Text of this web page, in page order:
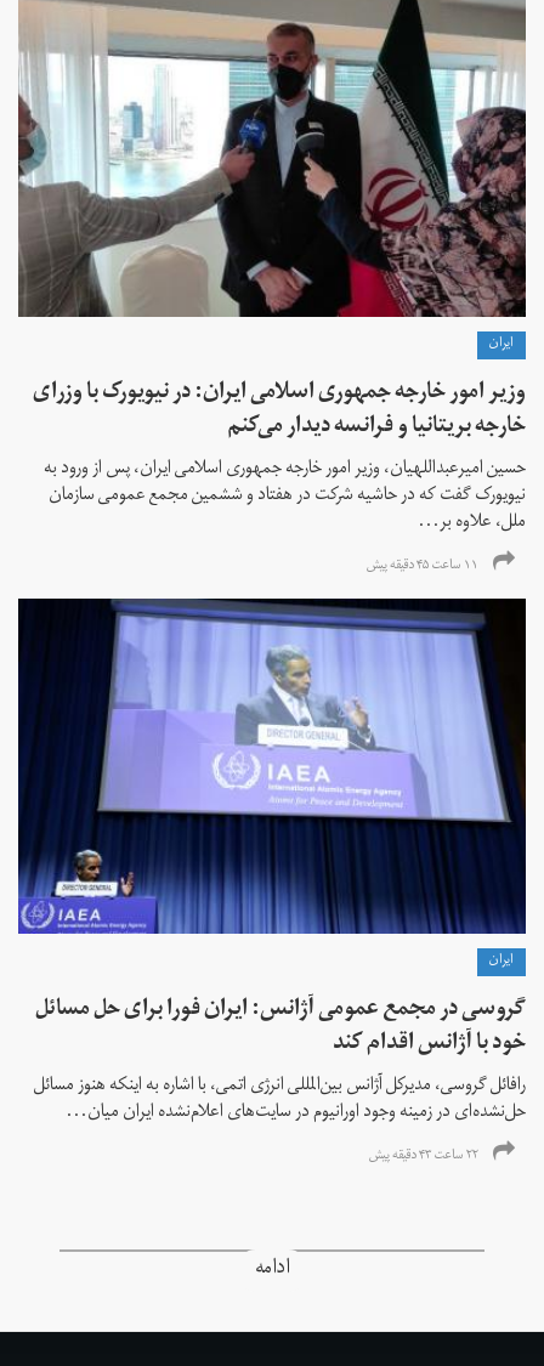
ايران
وزیر امور خارجه جمهوری اسلامی ایران: در نیویورک با وزرای
خارجه بریتانیا و فرانسه دیدار می‌کنم
حسین امیرعبداللهیان، وزیر امور خارجه جمهوری اسلامی ایران، پس از ورود به
نیویورک گفت که در حاشیه شرکت در هفتاد و ششمین مجمع عمومی سازمان
ملل، علاوه بر...
۱۱ ساعت ۴۵ دقیقه پیش
ايران
گروسی در مجمع عمومی آژانس: ایران فورا برای حل مسائل
خود با آژانس اقدام کند
رافائل گروسی، مدیرکل آژانس بین‌المللی انرژی اتمی، با اشاره به اینکه هنوز مسائل
حل‌نشده‌ای در زمینه وجود اورانیوم در سایت‌های اعلام‌نشده ایران میان...
۲۲ ساعت ۴۳ دقیقه پیش
ادامه